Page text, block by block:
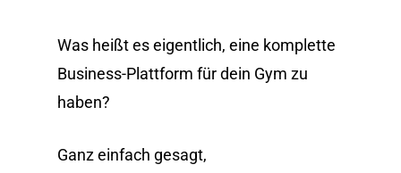
Was heißt es eigentlich, eine komplette
Business-Plattform für dein Gym zu
haben?
Ganz einfach gesagt,